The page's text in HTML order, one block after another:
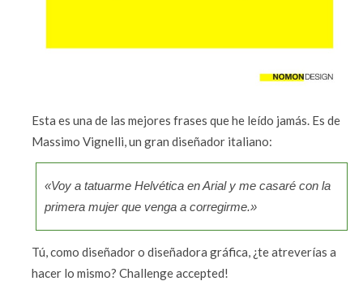
Esta es una de las mejores frases que he leído jamás. Es de
Massimo Vignelli, un gran diseñador italiano:
«Voy a tatuarme Helvética en Arial y me casaré con la
primera mujer que venga a corregirme.»
Tú, como diseñador o diseñadora gráfica, ¿te atreverías a
hacer lo mismo? Challenge accepted!